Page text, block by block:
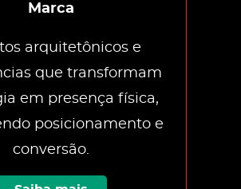
Marca
arquitetônicos e
que transformam
em presença física,
posicionamento e
conversão.